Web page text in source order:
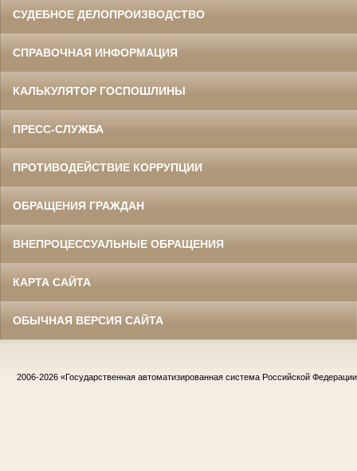
СУДЕБНОЕ ДЕЛОПРОИЗВОДСТВО
СПРАВОЧНАЯ ИНФОРМАЦИЯ
КАЛЬКУЛЯТОР ГОСПОШЛИНЫ
ПРЕСС-СЛУЖБА
ПРОТИВОДЕЙСТВИЕ КОРРУПЦИИ
ОБРАЩЕНИЯ ГРАЖДАН
ВНЕПРОЦЕССУАЛЬНЫЕ ОБРАЩЕНИЯ
КАРТА САЙТА
ОБЫЧНАЯ ВЕРСИЯ САЙТА
2006-2026 «Государственная автоматизированная система Российской